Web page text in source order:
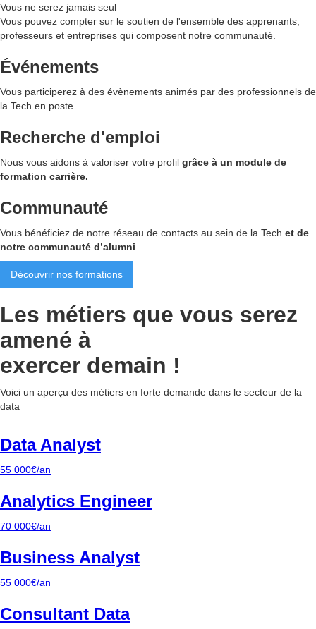
Vous ne serez jamais seul
Vous pouvez compter sur le soutien de l'ensemble des apprenants,
professeurs et entreprises qui composent notre communauté.
Événements
Vous participerez à des évènements animés par des professionnels de
la Tech en poste.
Recherche d'emploi
Nous vous aidons à valoriser votre profil grâce à un module de
formation carrière.
Communauté
Vous bénéficiez de notre réseau de contacts au sein de la Tech et de
notre communauté d’alumni
Découvrir nos formations
Les métiers que vous serez
amené à
exercer demain !
Voici un aperçu des métiers en forte demande dans le secteur de la
data
Data Analyst
55 000€/an
Analytics Engineer
70 000€/an
Business Analyst
55 000€/an
Consultant Data